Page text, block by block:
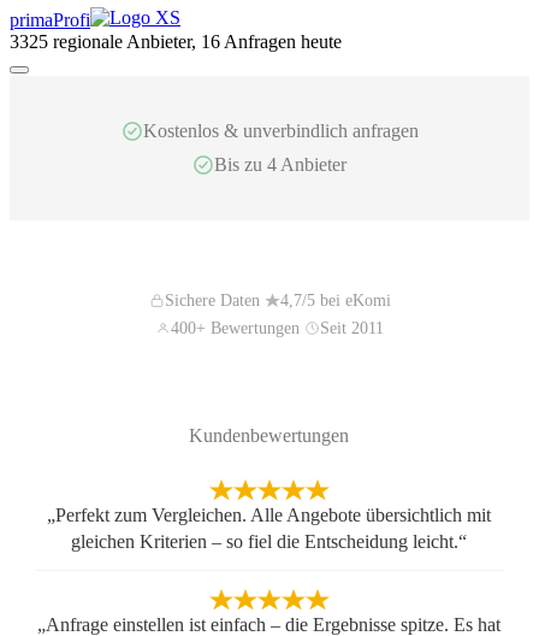
primaProfi
3325 regionale Anbieter, 16 Anfragen heute
Kostenlos & unverbindlich anfragen
Bis zu 4 Anbieter
Sichere Daten
4,7/5 bei eKomi
400+ Bewertungen
Seit 2011
Kundenbewertungen
„Perfekt zum Vergleichen. Alle Angebote übersichtlich mit
gleichen Kriterien – so fiel die Entscheidung leicht.“
„Anfrage einstellen ist einfach – die Ergebnisse spitze. Es hat